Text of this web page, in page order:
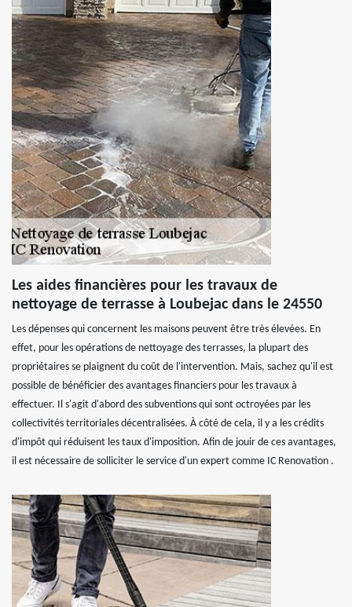
Les aides financières pour les travaux de
nettoyage de terrasse à Loubejac dans le 24550
Les dépenses qui concernent les maisons peuvent être très élevées. En
effet, pour les opérations de nettoyage des terrasses, la plupart des
propriétaires se plaignent du coût de l'intervention. Mais, sachez qu'il est
possible de bénéficier des avantages financiers pour les travaux à
effectuer. Il s'agit d'abord des subventions qui sont octroyées par les
collectivités territoriales décentralisées. À côté de cela, il y a les crédits
d'impôt qui réduisent les taux d'imposition. Afin de jouir de ces avantages,
il est nécessaire de solliciter le service d'un expert comme IC Renovation .